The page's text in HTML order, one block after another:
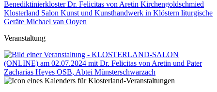
BenediktinierklosterDr. Felicitas von Aretin Kirchengoldschmied
Klosterland Salon Kunst und Kunsthandwerk in Klöstern liturgische
Geräte Michael van Ooyen
Veranstaltung